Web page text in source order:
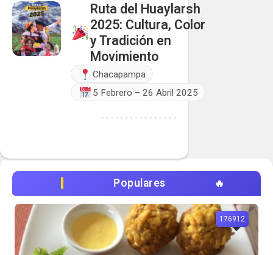
Ruta del Huaylarsh
2025: Cultura, Color
y Tradición en
Movimiento
Chacapampa
5 Febrero – 26 Abril 2025
Populares
176912